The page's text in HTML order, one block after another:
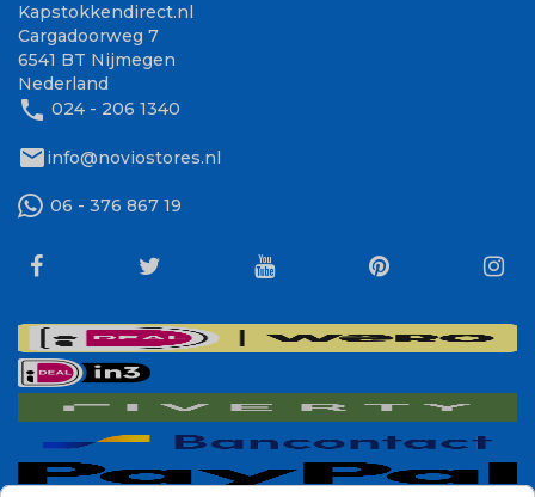
Kapstokkendirect.nl
Cargadoorweg 7
6541 BT Nijmegen
Nederland
phone 024 - 206 1340
mailinfo@noviostores.nl
06 - 376 867 19